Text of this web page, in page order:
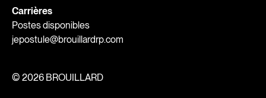
© 2026 BROUILLARD
Carrières
Postes disponibles
jepostule@brouillardrp.com